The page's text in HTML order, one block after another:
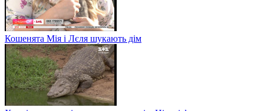
Кошенята Мія і Лєля шукають дім